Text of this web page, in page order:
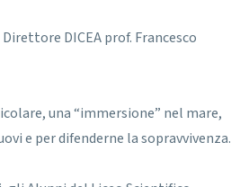
DICEA prof. Francesco
una “immersione” nel mare,
e per difenderne la sopravvivenza.